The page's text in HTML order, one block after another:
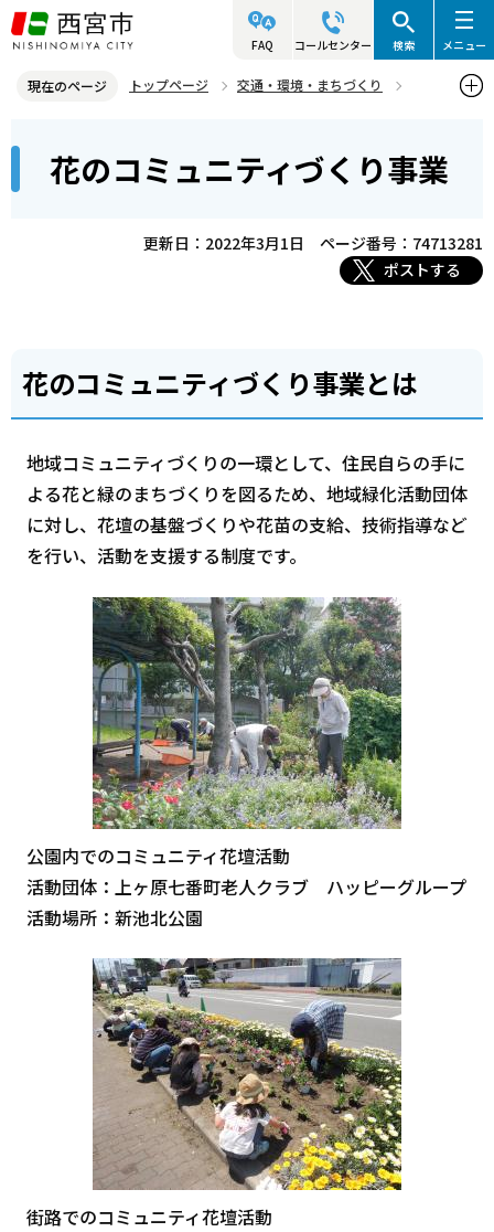
こ
の
ジ
先
FAQ コールセンター 検索 メニュー
現在のページ トップページ
交通・環境・まちづくり
花のコミュニティづくり事業
こ
花のコミュニティづくり事業
更新日：2022年3月1日
ページ番号：74713281
ポストする
花のコミュニティづくり事業とは
地域コミュニティづくりの一環として、住民自らの手に
よる花と緑のまちづくりを図るため、地域緑化活動団体
に対し、花壇の基盤づくりや花苗の支給、技術指導など
を行い、活動を支援する制度です。
公園内でのコミュニティ花壇活動
活動団体：上ヶ原七番町老人クラブ ハッピーグループ
活動場所：新池北公園
街路でのコミュニティ花壇活動